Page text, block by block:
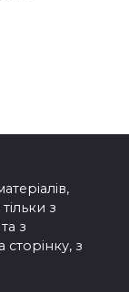
з
з
з